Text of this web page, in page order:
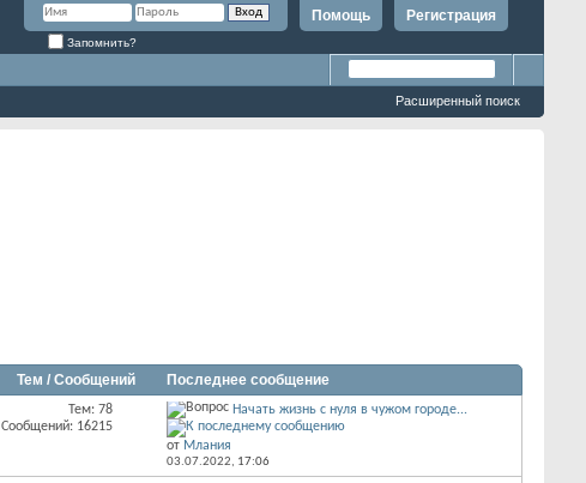
Регистрация
Помощь
Запомнить?
Расширенный поиск
Тем / Сообщений Последнее сообщение
Тем: 78
Сообщений: 16215
Начать жизнь с нуля в чужом городе...
от Млания
03.07.2022, 17:06